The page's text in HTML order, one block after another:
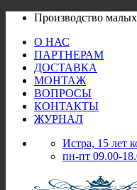
Skip
content
Производство
О НАС
ПАРТНЕРАМ
ДОСТАВКА
МОНТАЖ
ВОПРОСЫ
КОНТАКТЫ
ЖУРНАЛ
Истра, 15 лет
пн-пт 09.00-